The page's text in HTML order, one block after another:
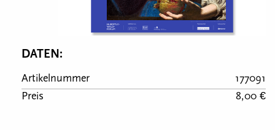
DATEN:
Artikelnummer
177091
Preis
8,00 €